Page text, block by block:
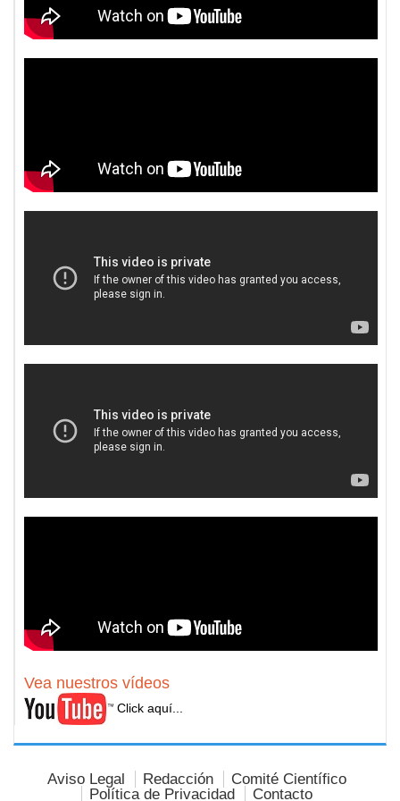
Vea nuestros vídeos
Click aquí...
Aviso Legal Redacción
Comité Científico
Política de Privacidad
Contacto